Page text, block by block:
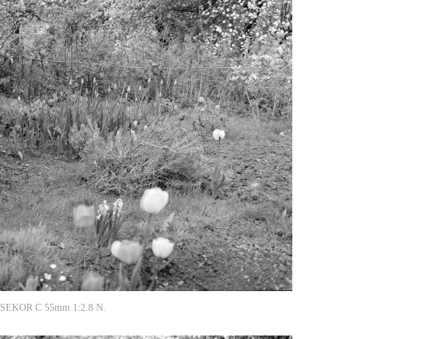
SEKOR C 55mm 1:2.8 N.